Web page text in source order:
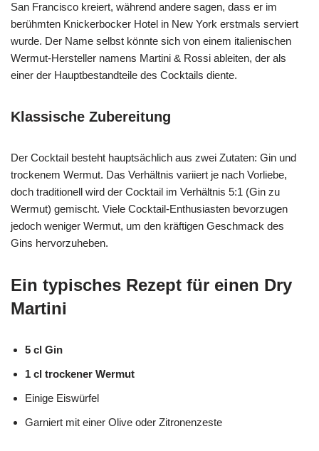
San Francisco kreiert, während andere sagen, dass er im
berühmten Knickerbocker Hotel in New York erstmals serviert
wurde. Der Name selbst könnte sich von einem italienischen
Wermut-Hersteller namens Martini & Rossi ableiten, der als
einer der Hauptbestandteile des Cocktails diente.
Klassische Zubereitung
Der Cocktail besteht hauptsächlich aus zwei Zutaten: Gin und
trockenem Wermut. Das Verhältnis variiert je nach Vorliebe,
doch traditionell wird der Cocktail im Verhältnis 5:1 (Gin zu
Wermut) gemischt. Viele Cocktail-Enthusiasten bevorzugen
jedoch weniger Wermut, um den kräftigen Geschmack des
Gins hervorzuheben.
Ein typisches Rezept für einen Dry
Martini
5 cl Gin
1 cl trockener Wermut
Einige Eiswürfel
Garniert mit einer Olive oder Zitronenzeste